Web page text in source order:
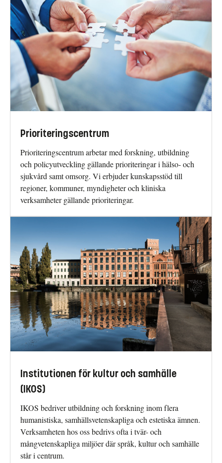
Prioriteringscentrum
Prioriteringscentrum arbetar med forskning, utbildning
och policyutveckling gällande prioriteringar i hälso- och
sjukvård samt omsorg. Vi erbjuder kunskapsstöd till
regioner, kommuner, myndigheter och kliniska
verksamheter gällande prioriteringar.
Institutionen för kultur och samhälle
(IKOS)
IKOS bedriver utbildning och forskning inom flera
humanistiska, samhällsvetenskapliga och estetiska ämnen.
Verksamheten hos oss bedrivs ofta i tvär- och
mångvetenskapliga miljöer där språk, kultur och samhälle
står i centrum.